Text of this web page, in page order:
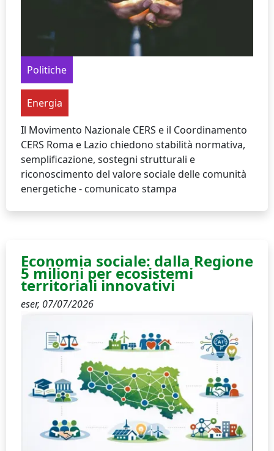
Politiche
Energia
Il Movimento Nazionale CERS e il Coordinamento
CERS Roma e Lazio chiedono stabilità normativa,
semplificazione, sostegni strutturali e
riconoscimento del valore sociale delle comunità
energetiche - comunicato stampa
Economia sociale: dalla Regione
5 milioni per ecosistemi
territoriali innovativi
eser, 07/07/2026